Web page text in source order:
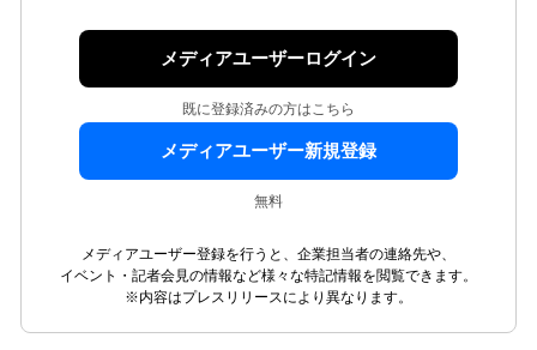
メディアユーザーログイン
既に登録済みの方はこちら
メディアユーザー新規登録
無料
メディアユーザー登録を行うと、企業担当者の連絡先や、
イベント・記者会見の情報など様々な特記情報を閲覧できます。
※内容はプレスリリースにより異なります。